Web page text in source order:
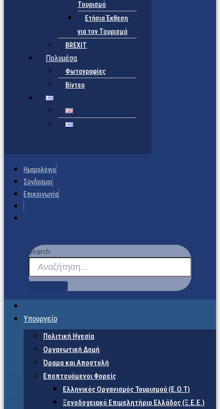
Τουρισμό
Ετήσια Έκθεση
για τον Τουρισμό
BREXIT
Πολυμέσα
Φωτογραφίες
Βίντεο
Ημερολόγιο
Σύνδεσμοι
Επικοινωνία
Search
Υπουργείο
Πολιτική Ηγεσία
Οργανωτική Δομή
Όραμα και Αποστολή
Εποπτευόμενοι Φορείς
Eλληνικός Οργανισμός Τουρισμού (Ε.Ο.Τ)
Ξενοδοχειακό Επιμελητήριο Ελλάδος (Ξ.Ε.Ε.)